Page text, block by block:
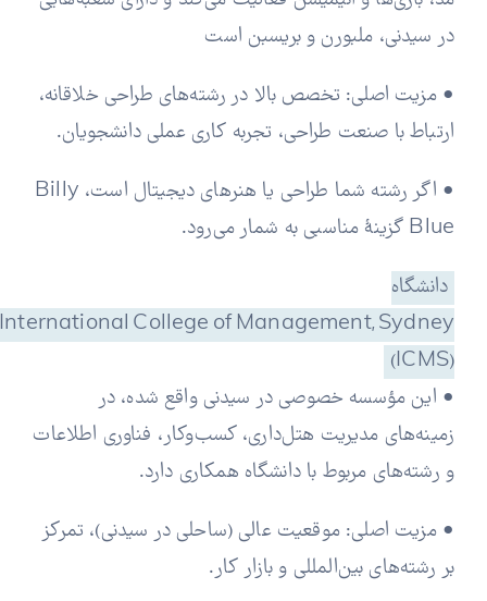
در سیدنی، ملبورن و بریسبن است
• مزیت اصلی: تخصص بالا در رشته‌های طراحی خلاقانه،
ارتباط با صنعت طراحی، تجربه کاری عملی دانشجویان.
• اگر رشته شما طراحی یا هنرهای دیجیتال است، Billy
Blue گزینهٔ مناسبی به شمار می‌رود.
دانشگاه
International College of Management, Sydney
(ICMS)
• این مؤسسه خصوصی در سیدنی واقع شده، در
زمینه‌های مدیریت هتل‌داری، کسب‌وکار، فناوری اطلاعات
و رشته‌های مربوط با دانشگاه همکاری دارد.
• مزیت اصلی: موقعیت عالی (ساحلی در سیدنی)، تمرکز
بر رشته‌های بین‌المللی و بازار کار.